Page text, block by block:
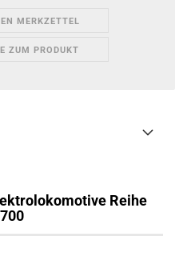
MERKZETTEL
ZUM PRODUKT
Reihe